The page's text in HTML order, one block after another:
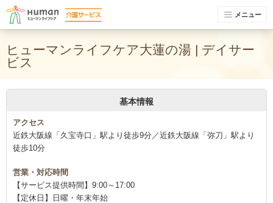
メニュー
ヒューマンライフケア大蓮の湯 | デイサー
ビス
基本情報
アクセス
近鉄大阪線「久宝寺口」駅より徒歩9分／近鉄大阪線「弥刀」駅より
徒歩10分
営業・対応時間
【サービス提供時間】9:00～17:00
【定休日】日曜・年末年始